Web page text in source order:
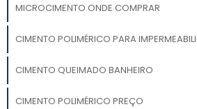
MICROCIMENTO ONDE COMPRAR
CIMENTO POLIMÉRICO PARA
CIMENTO QUEIMADO BANHEIRO
CIMENTO POLIMÉRICO PREÇO